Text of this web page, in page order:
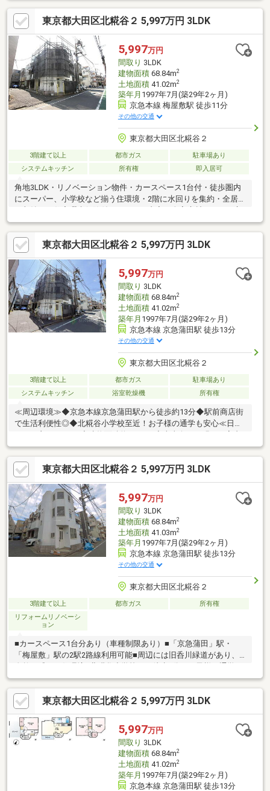
の通学も安心！ご興味ございましたら、お気軽にお問い合わせく
ださい♪ 東京都大田区北糀谷２ 5,997万円 3LDK
5,997万円
間取り 3LDK
建物面積68.84m2
土地面積41.02m2
築年月 1997年7月(築29年2ヶ月)
京急本線 梅屋敷駅 徒歩11分
その他の交通
東京都大田区北糀谷２
3階建て以上 都市ガス
駐車場あり
システムキッチン
所有権 即入居可
角地3LDK・リノベーション物件・カースペース1台付・徒歩圏内
にスーパー、小学校など揃う住環境・2階に水回りを集約・全居室
換・ユニットバス・洗面化粧台・トイレ・キッチン照明・外装塗
装・給湯器・階段リフォーム・玄関コーティング・ハウスクリー
ニング等◆インフォメーション・北糀谷小学校徒歩1分・北糀谷
幼稚園徒歩2分・北糀谷第1児童公園徒歩2分・セブンイレブン北
糀谷1丁目徒歩4分・マルエツ西糀谷店徒歩8分・ライフ大森南店
徒歩10分・大田病院徒歩13分・糀谷中学校徒歩14分
東京都大田区北糀谷２ 5,997万円 3LDK
5,997万円
間取り 3LDK
建物面積68.84m2
土地面積41.02m2
築年月 1997年7月(築29年2ヶ月)
京急本線 京急蒲田駅 徒歩13分
その他の交通
東京都大田区北糀谷２
3階建て以上 都市ガス
駐車場あり
システムキッチン
浴室乾燥機 所有権
≪周辺環境≫◆京急本線京急蒲田駅から徒歩約13分◆駅前商店街
で生活利便性◎◆北糀谷小学校至近！お子様の通学も安心≪日当
たりの良い3LDK≫◆建物面積約68.84㎡◆南東向きの明るい室内
◆全居室二面採光、LDK三面採光で風通し◎◆2026年8月外壁塗
装・室内リフォーム完成予定≪設備≫◆システムキッチン◆浴室
乾燥機◆追い焚き機能◆収納豊富お気軽にお問い合わせくださ
い。お問い合わせは【フリーダイヤル：0120-133-468】まで♪♪
東京都大田区北糀谷２ 5,997万円 3LDK
5,997万円
間取り 3LDK
建物面積68.84m2
土地面積41.03m2
築年月 1997年7月(築29年2ヶ月)
京急本線 京急蒲田駅 徒歩13分
その他の交通
東京都大田区北糀谷２
3階建て以上 都市ガス
所有権
リフォームリノベーシ
ョン
■カースペース1台分あり（車種制限あり）■「京急蒲田」駅・
「梅屋敷」駅の2駅2路線利用可能■周辺には旧呑川緑道があり、
安心■閑静な住宅街で落ち着いて暮らせます■徒歩圏に買い物施設
が揃う、生活利便性良好の立地―リフォーム内容 2026年8月中旬
完成予定―・全室床材/クロス交換・ユニットバス/洗面化粧台/ト
イレ交換・キッチン交換 ・照明交換・外壁塗装 ・ハウスクリ
ーニング等・階段リフォーム ・給湯器交換・玄関コーティン
グ etc.
東京都大田区北糀谷２ 5,997万円 3LDK
5,997万円
間取り 3LDK
建物面積68.84m2
土地面積41.02m2
築年月 1997年7月(築29年2ヶ月)
京急本線 京急蒲田駅 徒歩13分